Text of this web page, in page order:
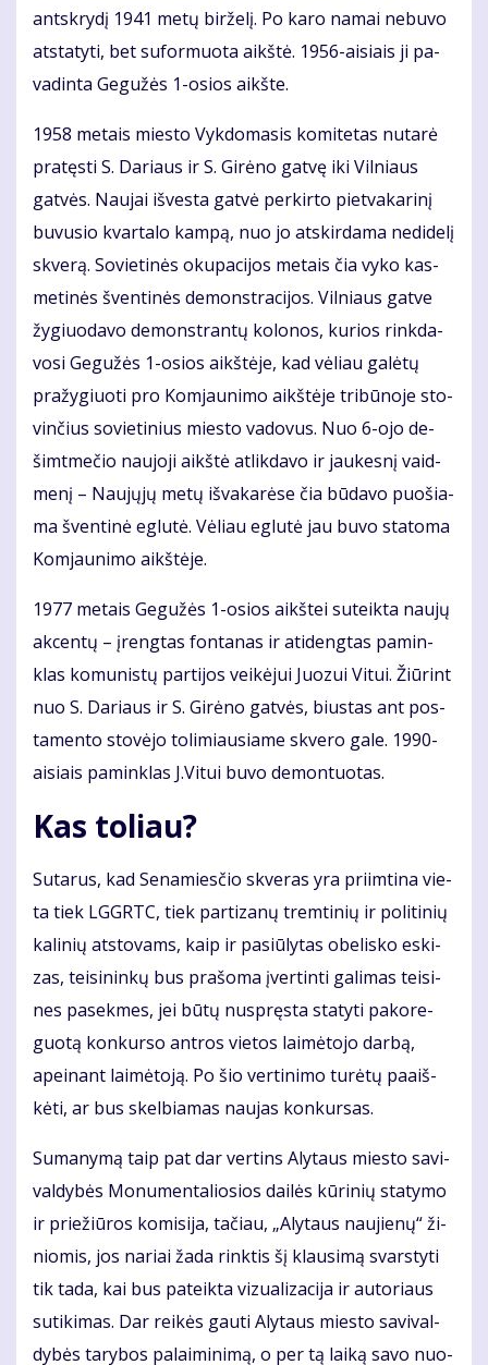
ant­skry­dį 1941 me­tų bir­že­lį. Po ka­ro na­mai ne­bu­vo
at­sta­ty­ti, bet su­for­muo­ta aikš­tė. 1956-ai­siais ji pa­
va­din­ta Ge­gu­žės 1-osios aikš­te.
1958 me­tais mies­to Vyk­do­ma­sis ko­mi­te­tas nu­ta­rė
pra­tęs­ti S. Da­riaus ir S. Gi­rė­no gat­vę iki Vil­niaus
gat­vės. Nau­jai iš­ves­ta gat­vė per­kir­to piet­va­ka­ri­nį
bu­vu­sio kvar­ta­lo kam­pą, nuo jo at­skir­da­ma ne­di­de­lį
skve­rą. So­vie­ti­nės oku­pa­ci­jos me­tais čia vy­ko kas­
me­ti­nės šven­ti­nės de­monst­ra­ci­jos. Vil­niaus gat­ve
žy­giuo­da­vo de­monst­ran­tų ko­lo­nos, ku­rios rink­da­
vo­si Ge­gu­žės 1-osios aikš­tė­je, kad vė­liau ga­lė­tų
pra­žy­giuo­ti pro Kom­jau­ni­mo aikš­tė­je tri­bū­no­je sto­
vin­čius so­vie­ti­nius mies­to va­do­vus. Nuo 6-ojo de­
šimt­me­čio nau­jo­ji aikš­tė at­lik­da­vo ir jau­kes­nį vaid­
me­nį – Nau­jų­jų me­tų iš­va­ka­rė­se čia bū­da­vo puo­šia­
ma šven­ti­nė eg­lu­tė. Vė­liau eg­lu­tė jau bu­vo sta­to­ma
Kom­jau­ni­mo aikš­tė­je.
1977 me­tais Ge­gu­žės 1-osios aikš­tei su­teik­ta nau­jų
ak­cen­tų – įreng­tas fon­ta­nas ir ati­deng­tas pa­min­
klas ko­mu­nis­tų par­ti­jos vei­kė­jui Juo­zui Vi­tui. Žiū­rint
nuo S. Da­riaus ir S. Gi­rė­no gat­vės, bius­tas ant pos­
ta­mento sto­vė­jo to­li­miau­sia­me skve­ro ga­le. 1990-
ai­siais pa­min­klas J.Vi­tui bu­vo de­mon­tuo­tas.
Kas to­liau?
Su­ta­rus, kad Se­na­mies­čio skve­ras yra pri­im­ti­na vie­
ta tiek LGGRTC, tiek par­ti­za­nų trem­ti­nių ir po­li­ti­nių
ka­li­nių at­sto­vams, kaip ir pa­siū­ly­tas obe­lis­ko es­ki­
zas, tei­si­nin­kų bus pra­šo­ma įver­tin­ti ga­li­mas tei­si­
nes pa­sek­mes, jei bū­tų nu­spręs­ta sta­ty­ti pa­ko­re­
guo­tą kon­kur­so ant­ros vie­tos lai­mė­to­jo dar­bą,
apei­nant lai­mė­to­ją. Po šio ver­ti­ni­mo tu­rė­tų pa­aiš­
kė­ti, ar bus skel­bia­mas nau­jas kon­kur­sas.
Su­ma­ny­mą taip pat dar ver­tins Aly­taus mies­to sa­vi­
val­dy­bės Mo­nu­men­ta­lio­sios dai­lės kū­ri­nių sta­ty­mo
ir prie­žiū­ros ko­mi­si­ja, ta­čiau, „Aly­taus nau­jie­nų“ ži­
nio­mis, jos na­riai ža­da rink­tis šį klau­si­mą svars­ty­ti
tik ta­da, kai bus pa­teik­ta vi­zu­a­li­za­ci­ja ir au­to­riaus
su­ti­ki­mas. Dar rei­kės gau­ti Aly­taus mies­to sa­vi­val­
dy­bės ta­ry­bos pa­lai­mi­ni­mą, o per tą lai­ką sa­vo nuo­